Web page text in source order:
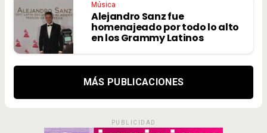
Música
Alejandro Sanz fue
homenajeado por todo lo alto
en los Grammy Latinos
MÁS PUBLICACIONES
PUBLICIDAD